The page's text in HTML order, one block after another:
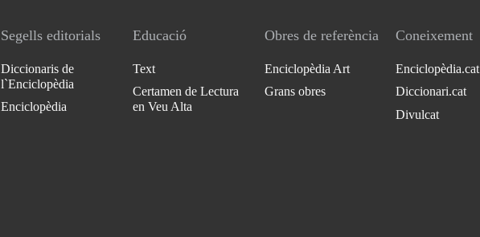
Segells editorials
Diccionaris de
l`Enciclopèdia
Enciclopèdia
Educació
Text
Certamen de Lectura
en Veu Alta
Obres de referència
Enciclopèdia Art
Grans obres
Coneixement
Enciclopèdia.cat
Diccionari.cat
Divulcat